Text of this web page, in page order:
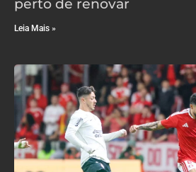
perto de renovar
Leia Mais »